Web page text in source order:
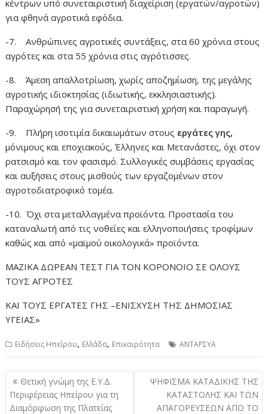
κέντρων υπό συνεταιριστική διαχείριση (εργατών/αγροτών)
για φθηνά αγροτικά εφόδια.
-7. Ανθρώπινες αγροτικές συντάξεις, στα 60 χρόνια στους
αγρότες και στα 55 χρόνια στις αγρότισσες.
-8. Άμεση απαλλοτρίωση, χωρίς αποζημίωση, της μεγάλης
αγροτικής ιδιοκτησίας (ιδιωτικής, εκκλησιαστικής).
Παραχώρησή της για συνεταιριστική χρήση και παραγωγή.
-9. Πλήρη ισοτιμία δικαιωμάτων στους εργάτες γης,
μόνιμους και εποχιακούς, Έλληνες και Μετανάστες, όχι στον
ρατσισμό και τον φασισμό. Συλλογικές συμβάσεις εργασίας
και αυξήσεις στους μισθούς των εργαζομένων στον
αγροτοδιατροφικό τομέα.
-10. Όχι στα μεταλλαγμένα προϊόντα. Προστασία του
καταναλωτή από τις νοθείες και ελληνοποιήσεις τροφίμων
καθώς και από «μαϊμού οικολογικά» προϊόντα.
ΜΑΖΙΚΑ ΔΩΡΕΑΝ ΤΕΣΤ ΓΙΑ ΤΟΝ ΚΟΡΟΝΟΙΟ ΣΕ ΟΛΟΥΣ
ΤΟΥΣ ΑΓΡΟΤΕΣ
ΚΑΙ ΤΟΥΣ ΕΡΓΑΤΕΣ ΓΗΣ –ΕΝΙΣΧΥΣΗ ΤΗΣ ΔΗΜΟΣΙΑΣ
ΥΓΕΙΑΣ»
Ειδήσεις Ηπείρου, Ελλάδα, Επικαιρότητα ΑΝΤΑΡΣΥΑ
Πλοήγηση
άρθρων
Θετική γνώμη της Ε.Υ.Δ.
Περιφέρειας Ηπείρου για τη
Διαμόρφωση της Πλατείας
ΨΗΦΙΣΜΑ ΚΑΤΑΔΙΚΗΣ ΤΗΣ
ΚΑΤΑΣΤΟΛΗΣ ΚΑΙ ΤΩΝ
ΑΠΑΓΟΡΕΥΣΕΩΝ ΑΠΟ ΤΟ